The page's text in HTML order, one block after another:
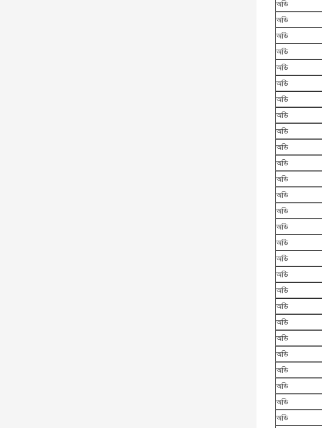
অডি
অডি
অডি
অডি
অডি
অডি
অডি
অডি
অডি
অডি
অডি
অডি
অডি
অডি
অডি
অডি
অডি
অডি
অডি
অডি
অডি
অডি
অডি
অডি
অডি
অডি
অডি